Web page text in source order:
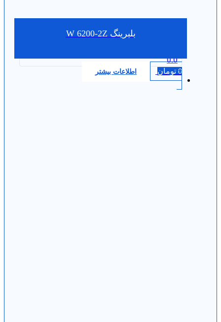
بلبرینگ W 6200-2Z
0.0
0 تومان اطلاعات بیشتر